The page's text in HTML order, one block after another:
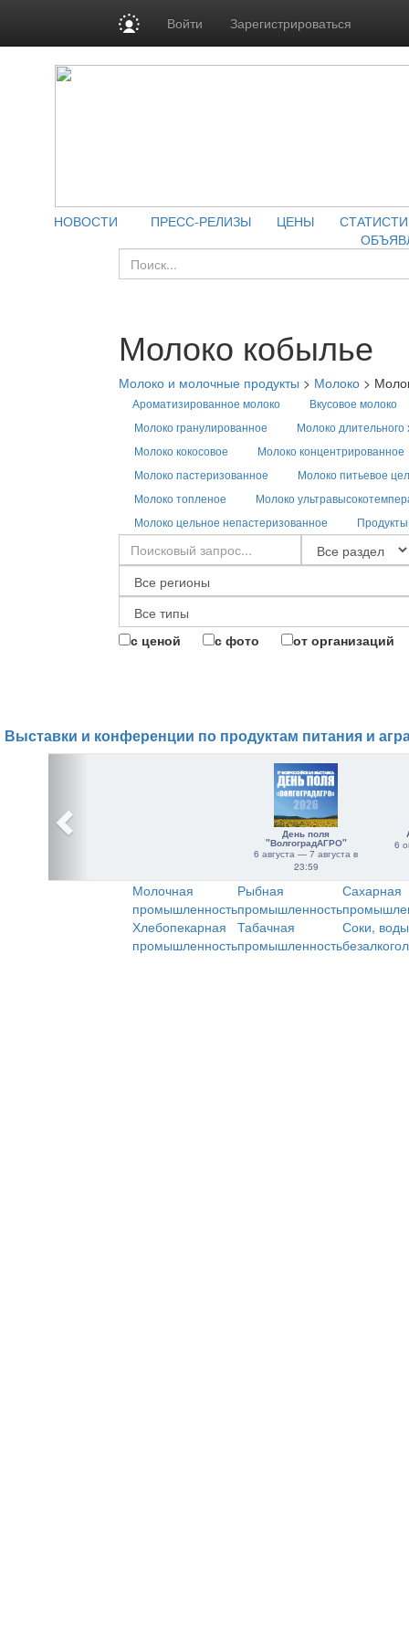
Войти Зарегистрироваться
НОВОСТИ ПРЕСС-РЕЛИЗЫ ЦЕНЫ
Молоко кобылье
Молоко и молочные продукты > Молоко >
Ароматизированное молоко
Вкусовое молоко
Молоко гранулированное
Молоко длительного
Молоко кокосовое
Молоко концентрированное
Молоко пастеризованное
Молоко питьевое
Молоко топленое
Молоко
Молоко цельное непастеризованное
с ценой с фото от организаций
Выставки и конференции по продуктам питания и
День поля
"ВолгоградАГРО"
6 августа — 7 августа в
23:59
6
Молочная
промышленность
Рыбная
промышленность
Сахарная
Хлебопекарная
промышленность
Табачная
промышленность
Соки,